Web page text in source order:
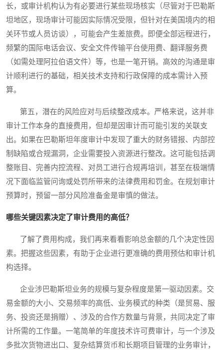
长，或审计机构认为有必要进行某些现场核实（尽管对于巴勒斯
坦地区，现场审计可能因实际情况受限，但针对在美国境内的相
关环节或人员访谈），可能会产生差旅费。即便全部远程进行，
频繁的国际电话会议、安全文件传输平台使用费、翻译服务费
（如需处理阿拉伯语文件）等，也是一笔开销。高效的沟通是审
计顺利进行的基础，相关技术支持和行政保障的成本需计入预
算。
第五，潜在的风险应对与后续整改成本。严格来说，这并非
审计工作本身的直接费用，但却是因审计而可能引发的关联支
出。如果在巴勒斯坦年度审计中发现了重大的财务错报、内部控
制缺陷或合规漏洞，企业需要投入资源进行整改。这可能包括调
整账目、完善内控流程、对员工进行合规再培训，甚至在极端情
况下面临监管问询或处罚所带来的法律费用和罚金。在规划审计
预算时，预留一部分风险准备金是审慎的做法。
哪些关键因素决定了审计费用的高低？
了解了费用构成，我们再来看看影响总金额的几个决定性因
素。把握这些因素，有助于企业进行更准确的费用预估和审计机
构选择。
企业涉巴勒斯坦业务的规模与复杂程度是第一驱动因素。交
易金额的大小、交易频率的高低、业务模式的种类（是贸易、服
务、投资还是捐赠）、涉及的合作方数量与背景，共同决定了审
计所需的工作量。一笔简单的年度技术许可费审计，与一个涉及
多批次货物进出口、复杂结算货币和长期项目管理的业务审计，